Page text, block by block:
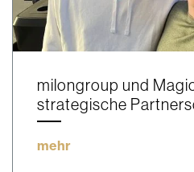
milongroup und
strategische
mehr